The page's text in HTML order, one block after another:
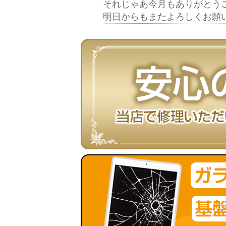
それじゃあ今月もありがとう
明日からもまたよろしくお願